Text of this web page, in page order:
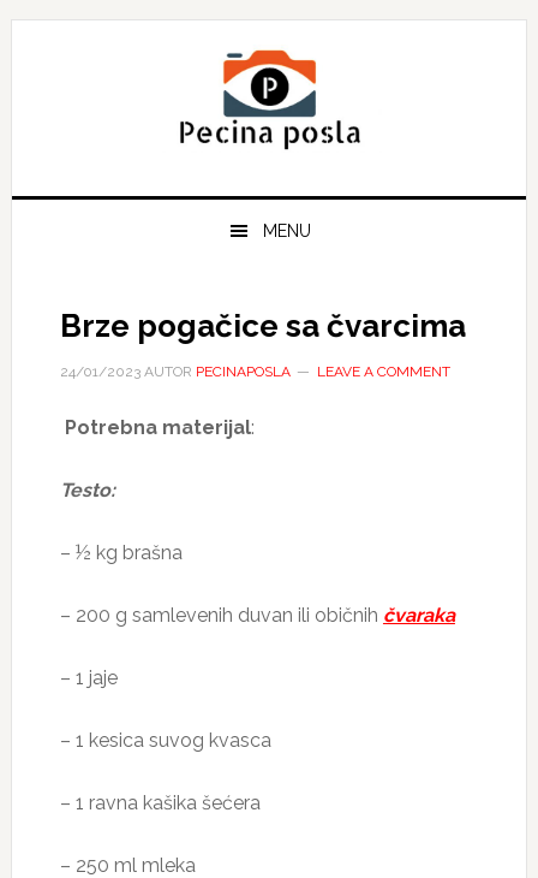
Skip
Skip
Skip
MENU
Brze pogačice sa čvarcima
24/01/2023AUTOR PECINAPOSLA LEAVE A COMMENT
Potrebna materijal:
Testo:
– ½ kg brašna
– 200 g samlevenih duvan ili običnih čvaraka
– 1 jaje
– 1 kesica suvog kvasca
– 1 ravna kašika šećera
– 250 ml mleka